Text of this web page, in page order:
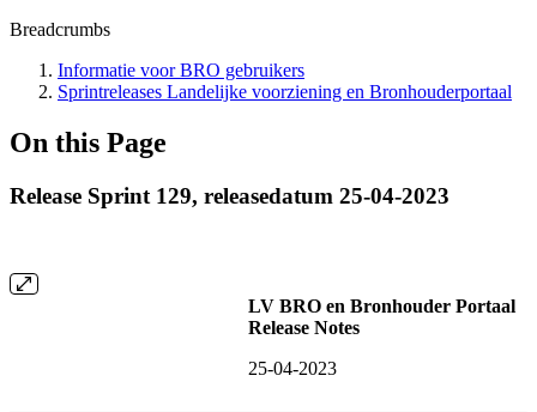
Breadcrumbs
Informatie voor BRO gebruikers
Sprintreleases Landelijke voorziening en Bronhouderportaal
On this Page
Release Sprint 129, releasedatum 25-04-2023
LV BRO en Bronhouder Portaal
Release Notes
25-04-2023